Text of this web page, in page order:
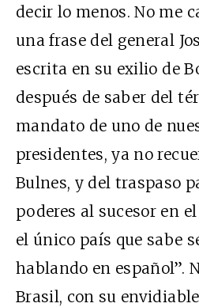
decir lo menos. No me
una frase del general
escrita en su exilio de
después de saber del
mandato de uno de
presidentes, ya no
Bulnes, y del traspaso
poderes al sucesor en
el único país que sabe
hablando en español”.
Brasil, con su